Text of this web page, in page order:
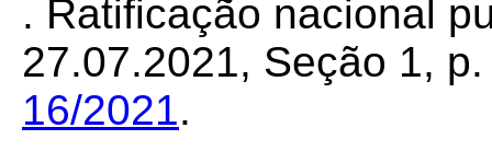
. Ratificação nacional
27.07.2021, Seção 1,
16/2021.